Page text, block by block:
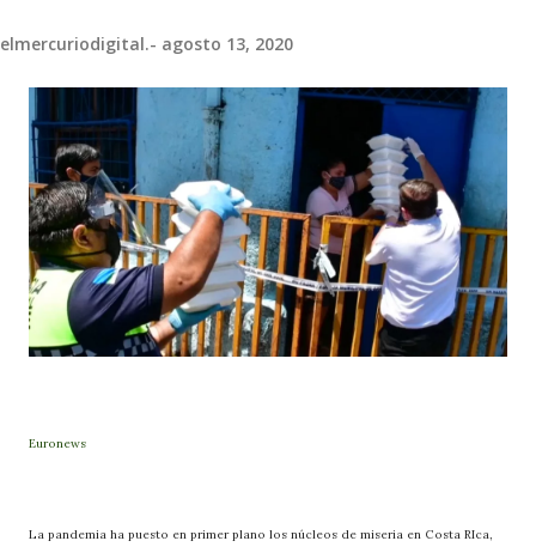
elmercuriodigital.- agosto 13, 2020
Euronews
La pandemia ha puesto en primer plano los núcleos de miseria en Costa RIca,